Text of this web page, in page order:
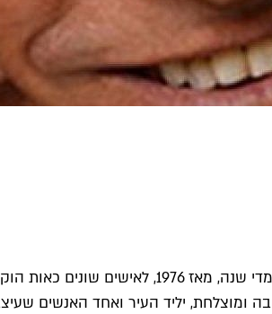
יליד העיר ואחד האנשים